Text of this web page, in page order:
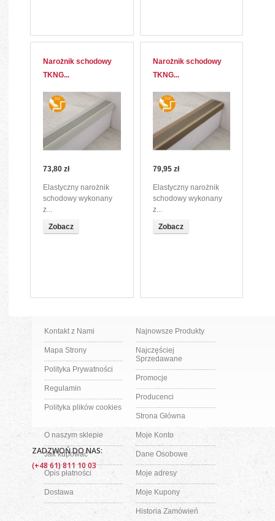
Narożnik schodowy
TKNG...
73,80 zł
Elastyczny narożnik
schodowy wykonany
z...
Zobacz
Narożnik schodowy
TKNG...
79,95 zł
Elastyczny narożnik
schodowy wykonany
z...
Zobacz
Kontakt z Nami
Mapa Strony
Polityka Prywatności
Regulamin
Polityka plików cookies
Najnowsze Produkty
Najczęściej
Sprzedawane
Promocje
Producenci
Strona Główna
O naszym sklepie
Jak kupować
Opis płatności
Dostawa
Moje Konto
Dane Osobowe
Moje adresy
Moje Kupony
Historia Zamówień
ZADZWOŃ DO NAS:
(+48 61) 811 10 03